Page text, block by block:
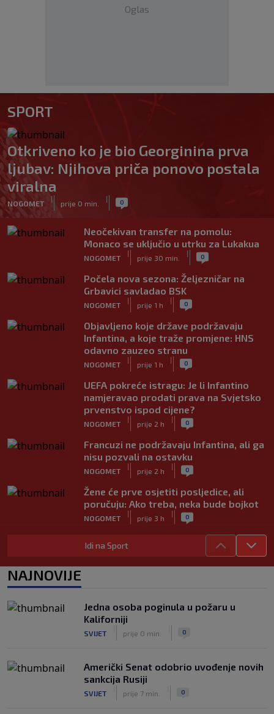
Oglas
SPORT
Otkriveno ko je bio Georginina prva
ljubav: Njihova priča ponovo postala
viralna
NOGOMET
|
prije 0 min.
| 0
Neočekivan transfer na pomolu:
Monaco se uključio u utrku za Lukakua
NOGOMET
|
prije 30 min.
| 0
Počela nova sezona: Željezničar na
Grbavici savladao BSK
NOGOMET
|
prije 1 h
| 0
Objavljeno koje države podržavaju
Infantina, a koje traže promjene: HNS
odavno zauzeo stranu
NOGOMET
|
prije 1 h
| 0
UEFA pokreće istragu: Je li Infantino
namjeravao prodati prava na Svjetsko
prvenstvo ispod cijene?
NOGOMET
|
prije 2 h
| 0
Francuzi ne podržavaju Infantina, ali ga
nisu pozvali na ostavku
NOGOMET
|
prije 2 h
| 0
Žene će prve osjetiti posljedice, ali
poručuju: Ako treba, neka bude bojkot
NOGOMET
|
prije 3 h
| 0
Zvanično: Samed Baždar ima novi klub,
zadužio broj sa velikom "težinom"
NOGOMET prije 5 h
se pitaju gdje je i šta radi (VIDEO)
OSTALI SPORTOVI prije 5 h
Idi na Sport
NAJNOVIJE
Jedna osoba poginula u požaru u
Kaliforniji
SVIJET prije 0 min. 0
Američki Senat odobrio uvođenje novih
sankcija Rusiji
SVIJET prije 7 min. 0